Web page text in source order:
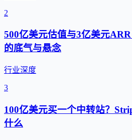
2
500亿美元估值与3亿美元
的底气与悬念
行业深度
3
100亿美元买一个中转站？
什么